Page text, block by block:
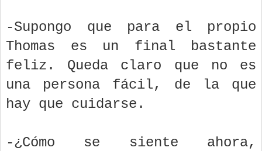
-Supongo que para el propio
Thomas es un final bastante
feliz. Queda claro que no es
una persona fácil, de la que
hay que cuidarse.
-¿Cómo se siente ahora,